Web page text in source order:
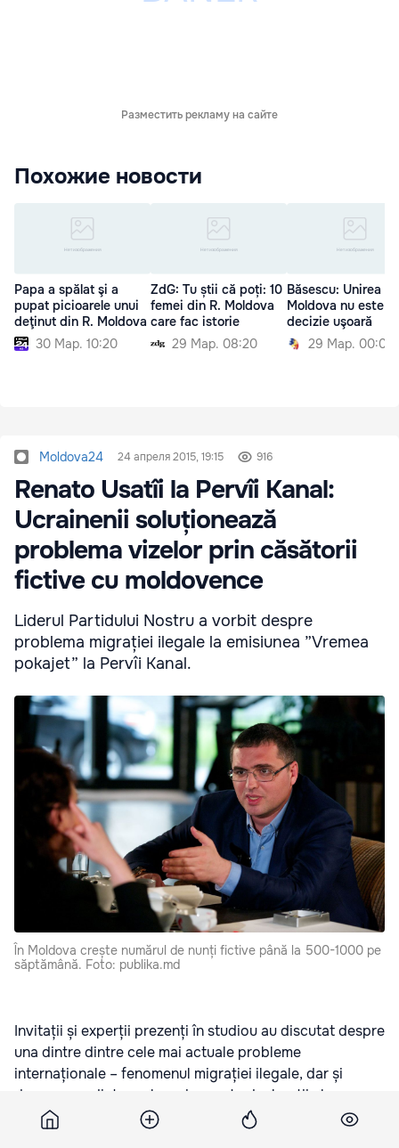
Разместить рекламу на сайте
Похожие новости
Papa a spălat şi a
pupat picioarele unui
deţinut din R. Moldova
30 Мар. 10:20
ZdG: Tu știi că poți: 10
femei din R. Moldova
care fac istorie
29 Мар. 08:20
Băsescu: Unirea
Moldova nu este o
decizie uşoară
29 Мар. 00:00
Moldova24 24 апреля 2015, 19:15 916
Renato Usatîi la Pervîi Kanal:
Ucrainenii soluționează
problema vizelor prin căsătorii
fictive cu moldovence
Liderul Partidului Nostru a vorbit despre
problema migrației ilegale la emisiunea ”Vremea
pokajet” la Pervîi Kanal.
În Moldova crește numărul de nunți fictive până la 500-1000 pe
săptămână. Foto: publika.md
Invitații și experții prezenți în studiou au discutat despre
una dintre dintre cele mai actuale probleme
internaționale – fenomenul migrației ilegale, dar și
despre una dintre cele mai recente declarații ale
premierului ucrainean Arseni Iațeniuk, care le-a propus